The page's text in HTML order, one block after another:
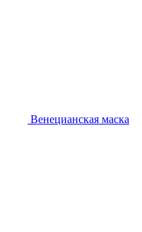
Венецианская маска